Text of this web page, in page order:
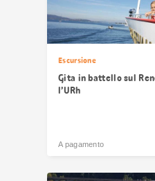
Escursione
Gita in battello sul
l’URh
A pagamento